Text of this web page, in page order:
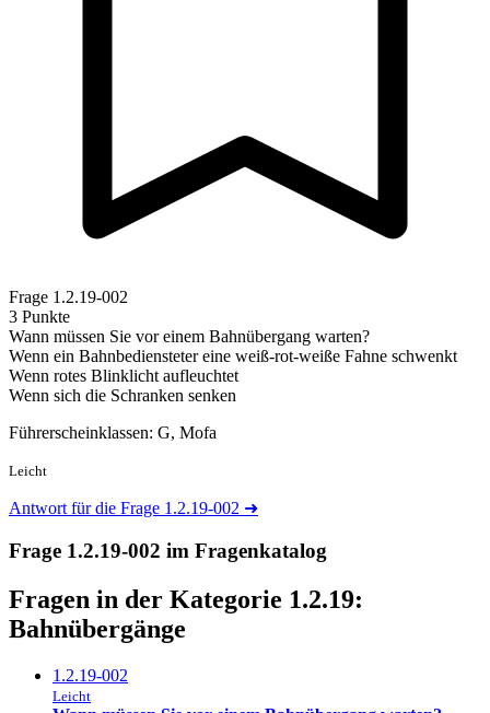
Frage 1.2.19-002
3 Punkte
Wann müssen Sie vor einem Bahnübergang warten?
Wenn ein Bahnbediensteter eine weiß-rot-weiße Fahne schwenkt
Wenn rotes Blinklicht aufleuchtet
Wenn sich die Schranken senken
Führerscheinklassen: G, Mofa
Leicht
Antwort für die Frage 1.2.19-002 ➜
Frage 1.2.19-002 im Fragenkatalog
Fragen in der Kategorie 1.2.19:
Bahnübergänge
1.2.19-002
Leicht